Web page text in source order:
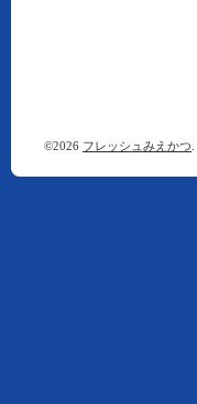
©2026 フレッシュみえかつ